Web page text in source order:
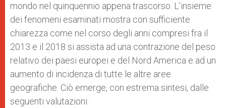
mondo nel quinquennio appena trascorso. L’insieme
dei fenomeni esaminati mostra con sufficiente
chiarezza come nel corso degli anni compresi fra il
2013 e il 2018 si assista ad una contrazione del peso
relativo dei paesi europei e del Nord America e ad un
aumento di incidenza di tutte le altre aree
geografiche. Ciò emerge, con estrema sintesi, dalle
seguenti valutazioni: